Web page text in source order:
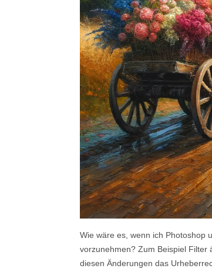
Wie wäre es, wenn ich Photoshop
vorzunehmen? Zum Beispiel Filter
diesen Änderungen das